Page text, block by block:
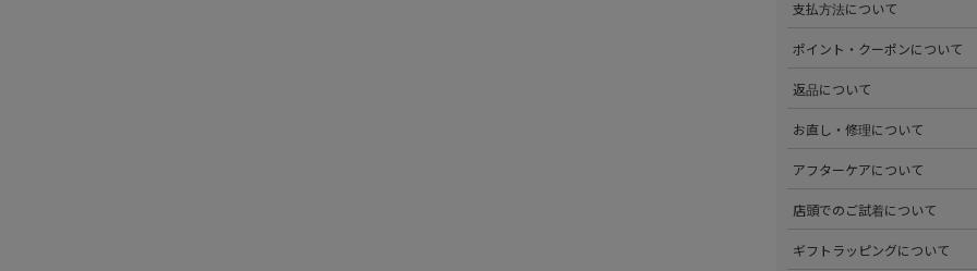
ださい。
支払方法について
・クレジットカード払い（
・PayPay
分割払いやご利用可能なクレ
ポイント・クーポンについて
す。
発行中のクーポンはマイペー
返品について
確認ください。
お直し・修理について
>修理については内容を確認
詳しくはこちらをご覧ください
アフターケアについて
店頭でのご試着について
くはこちらをご覧ください。
ギフトラッピングについて